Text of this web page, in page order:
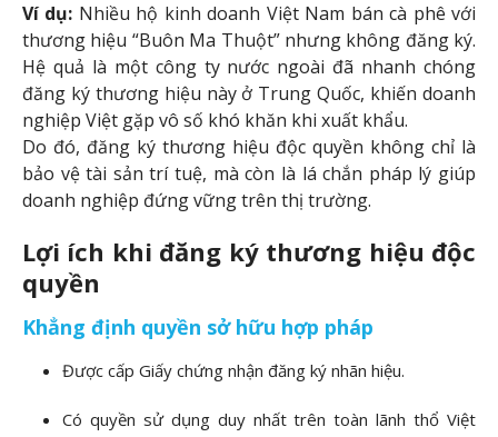
Ví dụ: Nhiều hộ kinh doanh Việt Nam bán cà phê với
thương hiệu “Buôn Ma Thuột” nhưng không đăng ký.
Hệ quả là một công ty nước ngoài đã nhanh chóng
đăng ký thương hiệu này ở Trung Quốc, khiến doanh
nghiệp Việt gặp vô số khó khăn khi xuất khẩu.
Do đó, đăng ký thương hiệu độc quyền không chỉ là
bảo vệ tài sản trí tuệ, mà còn là lá chắn pháp lý giúp
doanh nghiệp đứng vững trên thị trường.
Lợi ích khi đăng ký thương hiệu độc
quyền
Khẳng định quyền sở hữu hợp pháp
Được cấp Giấy chứng nhận đăng ký nhãn hiệu.
Có quyền sử dụng duy nhất trên toàn lãnh thổ Việt